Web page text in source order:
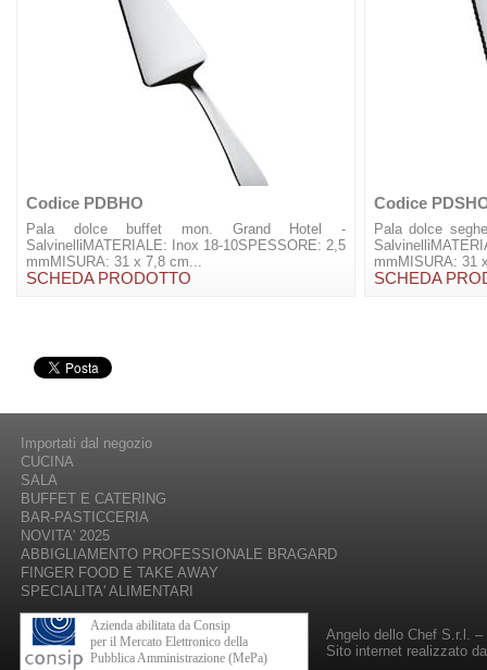
Codice PDBHO
Pala dolce buffet mon. Grand Hotel -
SalvinelliMATERIALE: Inox 18-10SPESSORE: 2,5
mmMISURA: 31 x 7,8 cm...
SCHEDA PRODOTTO
Codice
Pala dolce
mmMISURA: 31
SCHEDA
Importati dal negozio
CUCINA
SALA
BUFFET E CATERING
BAR-PASTICCERIA
NOVITA' 2025
ABBIGLIAMENTO PROFESSIONALE BRAGARD
FINGER FOOD E TAKE AWAY
SPECIALITA' ALIMENTARI
Azienda abilitata da Consip
per il Mercato Elettronico della
Pubblica Amministrazione (MePa)
Angelo dello Chef S.r.l. –
Sito internet realizzato